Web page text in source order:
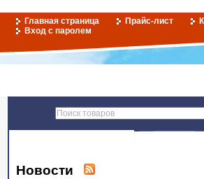
Главная страница Прайс-лист
Вход с паролем
Новости